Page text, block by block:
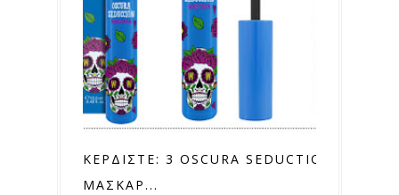
ΚΕΡΔΙΣΤΕ: 3 OSCURA SEDUCTION
ΜΑΣΚΑΡ...